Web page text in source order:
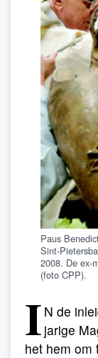
Paus
Sint-
2008. De ex-
(foto CPP).
I N de
jarige
het hem om